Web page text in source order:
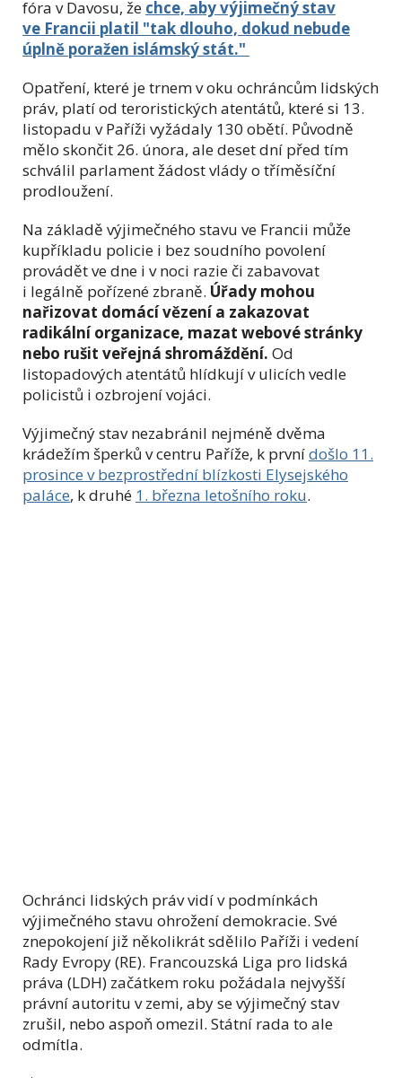
fóra v Davosu, že chce, aby výjimečný stav
ve Francii platil "tak dlouho, dokud nebude
úplně poražen islámský stát."
Opatření, které je trnem v oku ochráncům lidských
práv, platí od teroristických atentátů, které si 13.
listopadu v Paříži vyžádaly 130 obětí. Původně
mělo skončit 26. února, ale deset dní před tím
schválil parlament žádost vlády o tříměsíční
prodloužení.
Na základě výjimečného stavu ve Francii může
kupříkladu policie i bez soudního povolení
provádět ve dne i v noci razie či zabavovat
i legálně pořízené zbraně. Úřady mohou
nařizovat domácí vězení a zakazovat
radikální organizace, mazat webové stránky
nebo rušit veřejná shromáždění. Od
listopadových atentátů hlídkují v ulicích vedle
policistů i ozbrojení vojáci.
Výjimečný stav nezabránil nejméně dvěma
krádežím šperků v centru Paříže, k prvnídošlo 11.
prosince v bezprostřední blízkosti Elysejského
paláce, k druhé 1. března letošního roku.
Ochránci lidských práv vidí v podmínkách
výjimečného stavu ohrožení demokracie. Své
znepokojení již několikrát sdělilo Paříži i vedení
Rady Evropy (RE). Francouzská Liga pro lidská
práva (LDH) začátkem roku požádala nejvyšší
právní autoritu v zemi, aby se výjimečný stav
zrušil, nebo aspoň omezil. Státní rada to ale
odmítla.